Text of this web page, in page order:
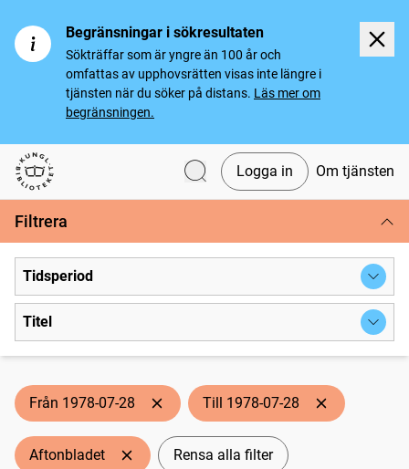
Begränsningar i sökresultaten
Sökträffar som är yngre än 100 år och
omfattas av upphovsrätten visas inte längre i
tjänsten när du söker på distans. Läs mer om
begränsningen.
Svenska tidningar
Logga in Om tjänsten
Filtrera
Tidsperiod
Titel
Från 1978-07-28 Till 1978-07-28
Aftonbladet Rensa alla filter